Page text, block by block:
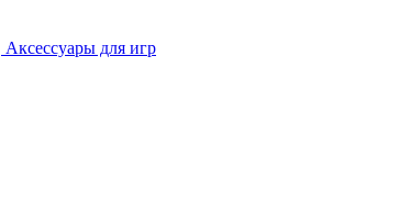
Аксессуары для игр